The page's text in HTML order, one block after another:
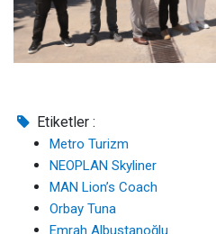
Etiketler :
Metro Turizm
NEOPLAN Skyliner
MAN Lion’s Coach
Orbay Tuna
Emrah Albustanoğlu